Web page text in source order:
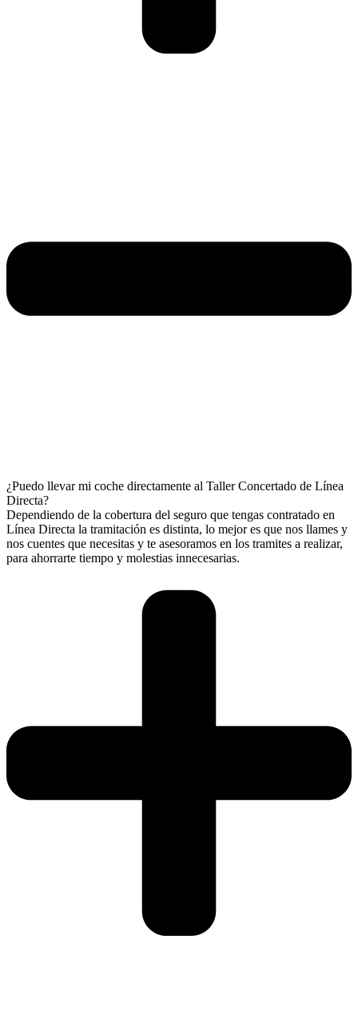
¿Puedo llevar mi coche directamente al Taller Concertado de Línea
Directa?
Dependiendo de la cobertura del seguro que tengas contratado en
Línea Directa la tramitación es distinta, lo mejor es que nos llames y
nos cuentes que necesitas y te asesoramos en los tramites a realizar,
para ahorrarte tiempo y molestias innecesarias.